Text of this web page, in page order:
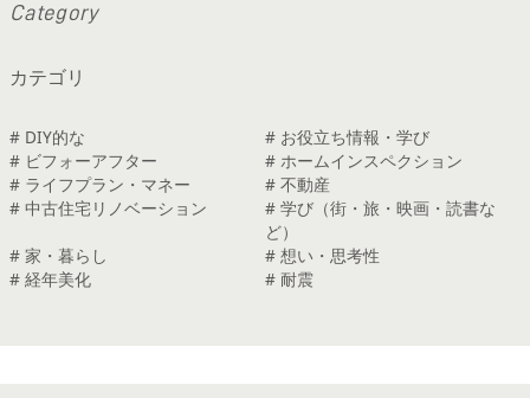
Category
カテゴリ
# DIY的な
# お役立ち情報・学び
# ビフォーアフター
# ホームインスペクション
# ライフプラン・マネー
# 不動産
# 中古住宅リノベーション
# 学び（街・旅・映画・読書な
ど）
# 家・暮らし
# 想い・思考性
# 経年美化
# 耐震